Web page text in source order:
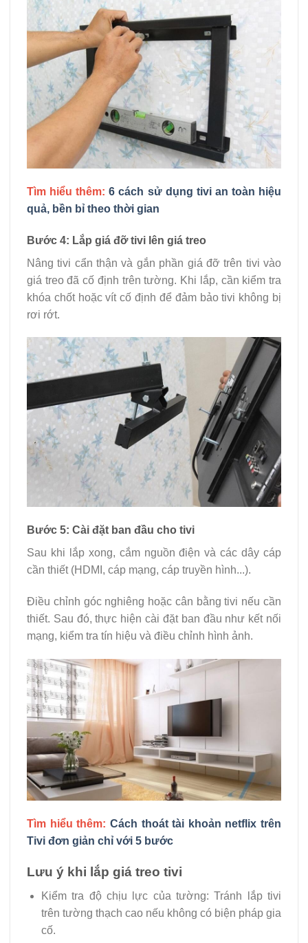
Tìm hiểu thêm: 6 cách sử dụng tivi an toàn hiệu
quả, bền bỉ theo thời gian
Bước 4: Lắp giá đỡ tivi lên giá treo
Nâng tivi cẩn thận và gắn phần giá đỡ trên tivi vào
giá treo đã cố định trên tường. Khi lắp, cần kiểm tra
khóa chốt hoặc vít cố định để đảm bảo tivi không bị
rơi rớt.
Bước 5: Cài đặt ban đầu cho tivi
Sau khi lắp xong, cắm nguồn điện và các dây cáp
cần thiết (HDMI, cáp mạng, cáp truyền hình...).
Điều chỉnh góc nghiêng hoặc cân bằng tivi nếu cần
thiết. Sau đó, thực hiện cài đặt ban đầu như kết nối
mạng, kiểm tra tín hiệu và điều chỉnh hình ảnh.
Tìm hiểu thêm: Cách thoát tài khoản netflix trên
Tivi đơn giản chỉ với 5 bước
Lưu ý khi lắp giá treo tivi
Kiểm tra độ chịu lực của tường: Tránh lắp tivi
trên tường thạch cao nếu không có biện pháp gia
cố.